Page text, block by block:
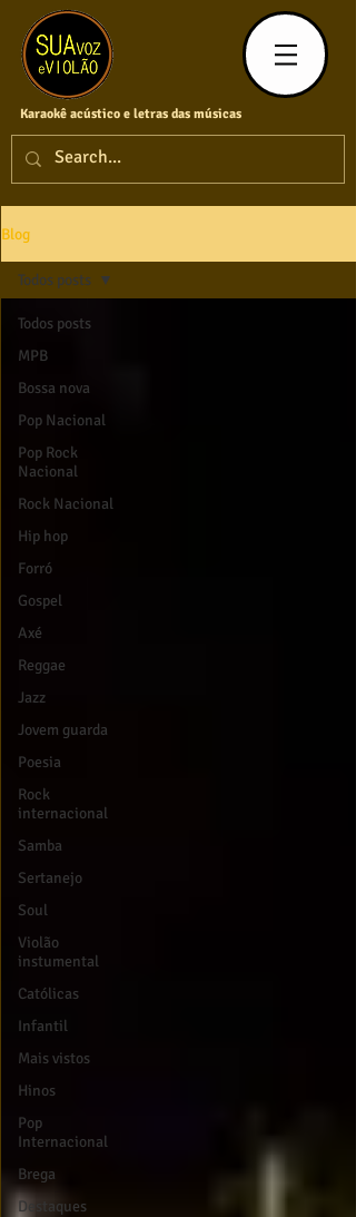
Karaokê acústico e letras das músicas
Blog
Todos posts
MPB
Bossa nova
Pop Nacional
Pop Rock
Nacional
Rock Nacional
Hip hop
Forró
Gospel
Axé
Reggae
Jazz
Jovem guarda
Poesia
Rock
internacional
Samba
Sertanejo
Soul
Violão
instumental
Católicas
Infantil
Mais vistos
Hinos
Pop
Internacional
Brega
Destaques
Todos posts